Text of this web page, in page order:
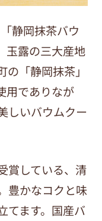
静岡抹茶バウ
玉露の三大産地
「静岡抹茶」
用でありなが
しいバウムクー
賞している、清
豊かなコクと味
てます。国産バ